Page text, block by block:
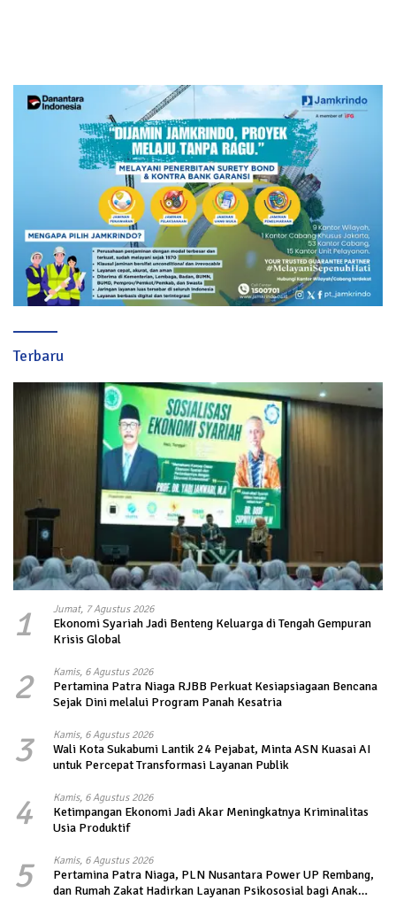
Terbaru
1 Jumat, 7 Agustus 2026
Ekonomi Syariah Jadi Benteng Keluarga di Tengah Gempuran
Krisis Global
2 Kamis, 6 Agustus 2026
Pertamina Patra Niaga RJBB Perkuat Kesiapsiagaan Bencana
Sejak Dini melalui Program Panah Kesatria
3 Kamis, 6 Agustus 2026
Wali Kota Sukabumi Lantik 24 Pejabat, Minta ASN Kuasai AI
untuk Percepat Transformasi Layanan Publik
4 Kamis, 6 Agustus 2026
Ketimpangan Ekonomi Jadi Akar Meningkatnya Kriminalitas
Usia Produktif
5 Kamis, 6 Agustus 2026
Pertamina Patra Niaga, PLN Nusantara Power UP Rembang,
dan Rumah Zakat Hadirkan Layanan Psikososial bagi Anak